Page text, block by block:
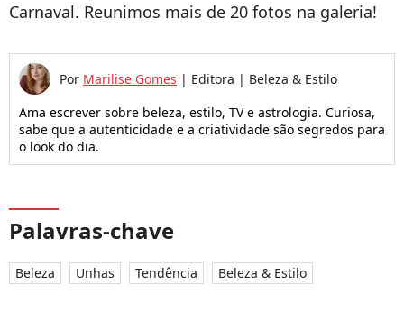
Carnaval. Reunimos mais de 20 fotos na galeria!
Por Marilise Gomes | Editora | Beleza & Estilo
Ama escrever sobre beleza, estilo, TV e astrologia. Curiosa,
sabe que a autenticidade e a criatividade são segredos para
o look do dia.
Palavras-chave
Beleza Unhas Tendência Beleza & Estilo